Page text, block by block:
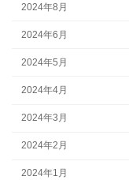
2024年8月
2024年6月
2024年5月
2024年4月
2024年3月
2024年2月
2024年1月